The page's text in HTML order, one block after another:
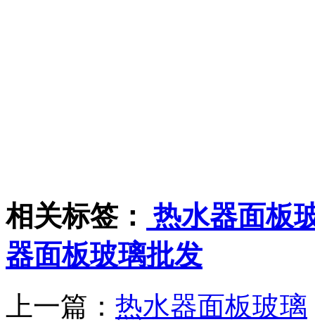
相关标签： 热水器面板
器面板玻璃批发
上一篇： 热水器面板玻璃